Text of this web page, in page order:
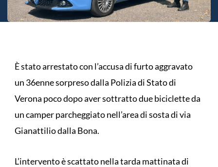
È stato arrestato con l’accusa di furto aggravato
un 36enne sorpreso dalla Polizia di Stato di
Verona poco dopo aver sottratto due biciclette da
un camper parcheggiato nell’area di sosta di via
Gianattilio dalla Bona.
L’intervento è scattato nella tarda mattinata di